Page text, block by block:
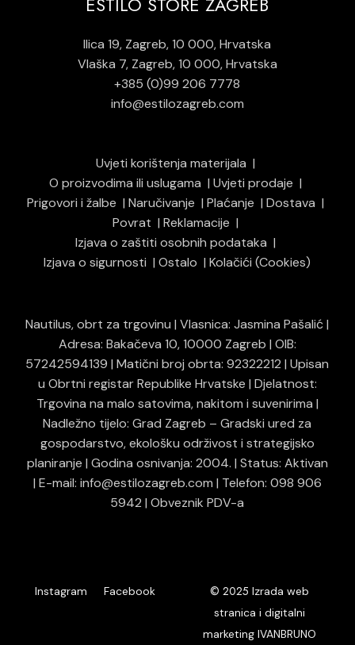
Ilica 19, Zagreb, 10 000, Hrvatska
Vlaška 7, Zagreb, 10 000, Hrvatska
+385 (0)99 206 7778
info@estilozagreb.com
Uvjeti korištenja materijala
O proizvodima ili uslugama
Uvjeti prodaje
Prigovori i žalbe
Naručivanje Plaćanje
Dostava
Povrat
Reklamacije
Izjava o zaštiti osobnih podataka
Izjava o sigurnosti
Ostalo Kolačići (Cookies)
Nautilus, obrt za trgovinu | Vlasnica: Jasmina Pašalić |
Adresa: Bakačeva 10, 10000 Zagreb | OIB:
57242594139 | Matični broj obrta: 92322212 | Upisan
u Obrtni registar Republike Hrvatske | Djelatnost:
Trgovina na malo satovima, nakitom i suvenirima |
Nadležno tijelo: Grad Zagreb – Gradski ured za
gospodarstvo, ekološku održivost i strategijsko
planiranje | Godina osnivanja: 2004. | Status: Aktivan
| E-mail: info@estilozagreb.com | Telefon: 098 906
5942 | Obveznik PDV-a
Instagram Facebook © 2025Izrada web
stranica i digitalni
marketing IVANBRUNO